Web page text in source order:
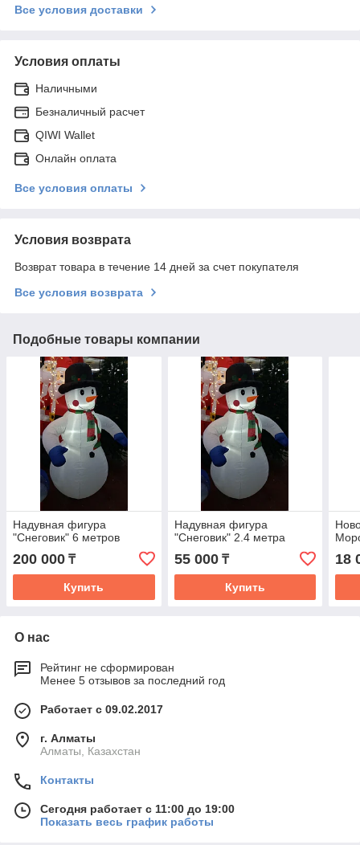
Все условия доставки
Условия оплаты
Наличными
Безналичный расчет
QIWI Wallet
Онлайн оплата
Все условия оплаты
Условия возврата
Возврат товара в течение 14 дней за счет покупателя
Все условия возврата
Подобные товары компании
Надувная фигура
"Снеговик" 6 метров
200 000 ₸
Купить
Надувная фигура
"Снеговик" 2.4 метра
55 000₸
Купить
18
О нас
Рейтинг не сформирован
Менее 5 отзывов за последний год
Работает с 09.02.2017
г. Алматы
Алматы, Казахстан
Контакты
Сегодня работает с 11:00 до 19:00
Показать весь график работы